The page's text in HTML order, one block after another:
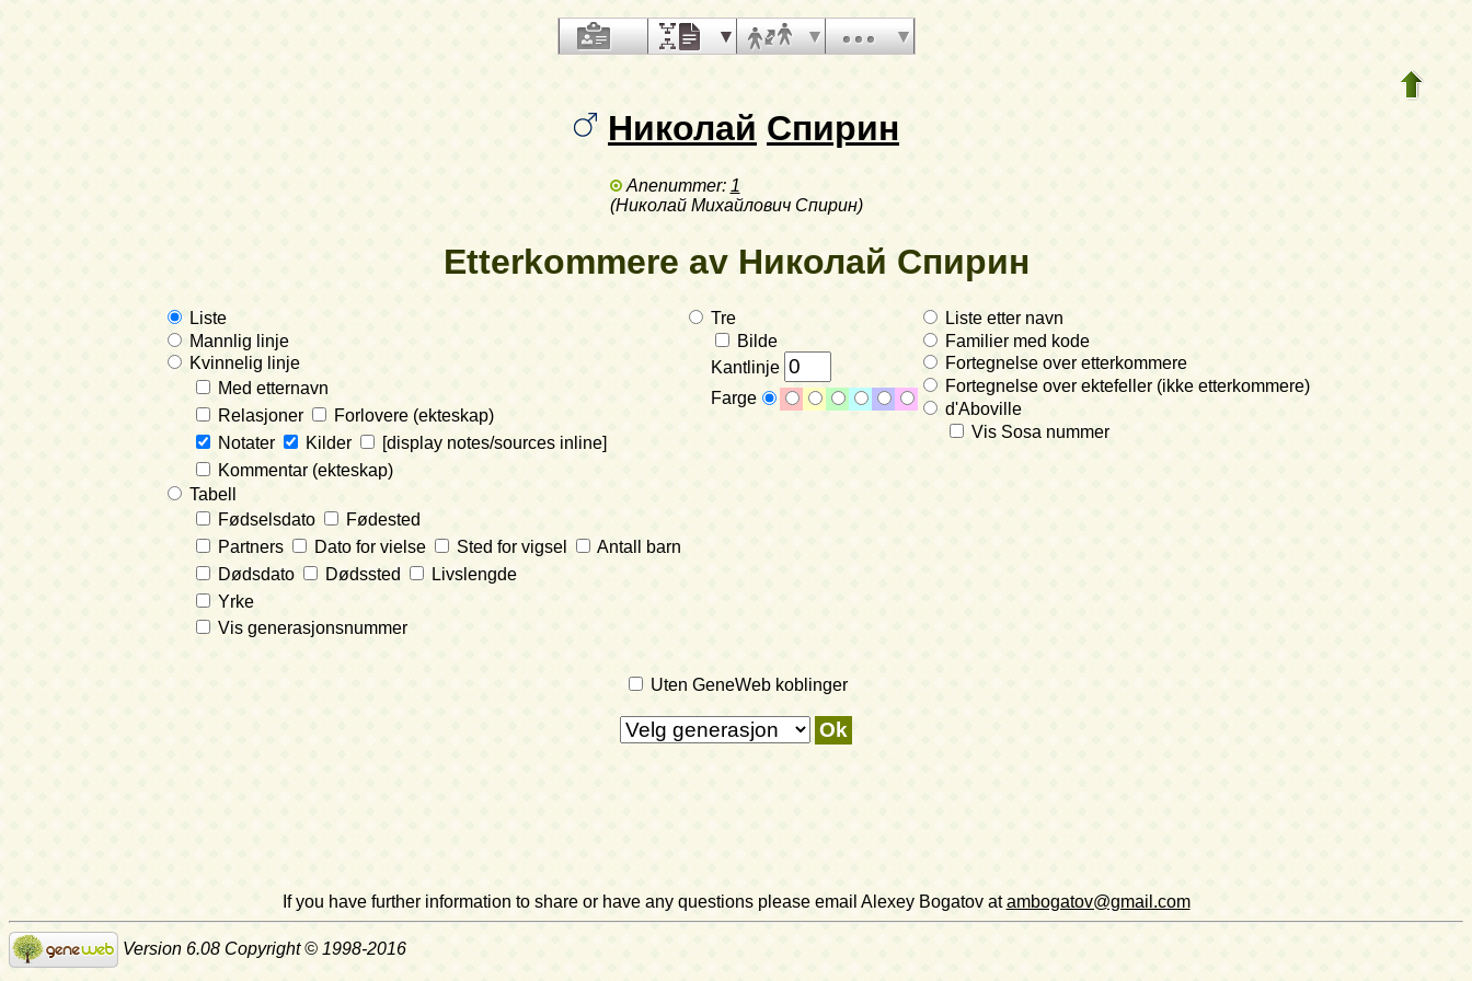
Николай Спирин
Anenummer: 1
(Николай Михайлович Спирин)
Etterkommere av Николай Спирин
Liste
Mannlig linje
Kvinnelig linje
Med etternavn
Relasjoner
Forlovere (ekteskap)
Notater
Kilder
[display notes/sources inline]
Kommentar (ekteskap)
Tabell
Fødselsdato
Fødested
Partners
Dato for vielse Sted for vigsel
Antall barn
Dødsdato
Dødssted
Livslengde
Yrke
Vis generasjonsnummer
Tre
Bilde
Kantlinje
Farge
Liste etter navn
Familier med kode
Fortegnelse over etterkommere
Fortegnelse over ektefeller (ikke etterkommere)
d'Aboville
Vis Sosa nummer
Uten GeneWeb koblinger
If you have further information to share or have any questions please email Alexey Bogatov atambogatov@gmail.com
Version 6.08 Copyright © 1998-2016